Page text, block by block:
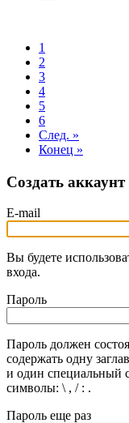
1
2
3
4
5
6
След. »
Конец »
Создать аккаунт
E-mail
Вы будете
входа.
Пароль
Пароль должен
содержать одну
и один специальный
символы: \ , / : .
Пароль еще раз